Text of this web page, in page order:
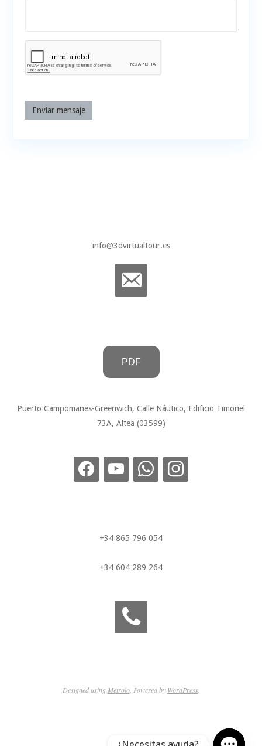
Enviar mensaje
info@3dvirtualtour.es
PDF
Puerto Campomanes-Greenwich, Calle Náutico, Edificio Timonel
73A, Altea (03599)
+34 865 796 054
+34 604 289 264
Designed usingMetrolo. Powered by WordPress.